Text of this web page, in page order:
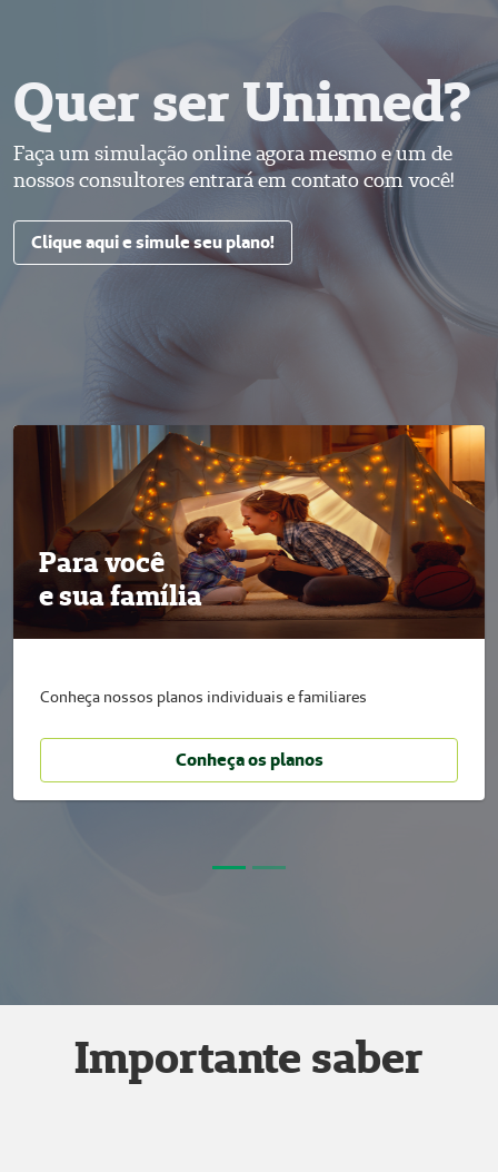
Quer ser Unimed?
Faça um simulação online agora mesmo e um de
nossos consultores entrará em contato com você!
Clique aqui e simule seu plano!
Para você
e sua família
Conheça nossos planos individuais e familiares
Conheça os planos
Importante saber